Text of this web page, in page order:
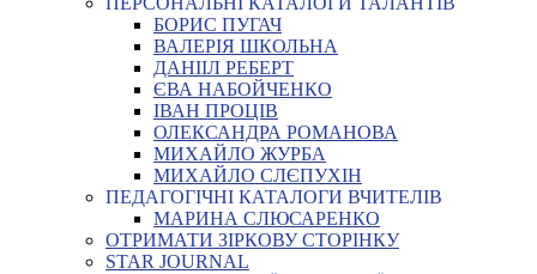
БОРИС ПУГАЧ
ВАЛЕРІЯ ШКОЛЬНА
ДАНІІЛ РЕБЕРТ
ЄВА НАБОЙЧЕНКО
ІВАН ПРОЦІВ
ОЛЕКСАНДРА РОМАНОВА
МИХАЙЛО ЖУРБА
МИХАЙЛО СЛЄПУХІН
ПЕДАГОГІЧНІ КАТАЛОГИ ВЧИТЕЛІВ
МАРИНА СЛЮСАРЕНКО
ОТРИМАТИ ЗІРКОВУ СТОРІНКУ
STAR JOURNAL